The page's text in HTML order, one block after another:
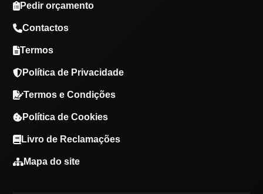
Pedir orçamento
Contactos
Termos
Política de Privacidade
Termos e Condições
Política de Cookies
Livro de Reclamações
Mapa do site